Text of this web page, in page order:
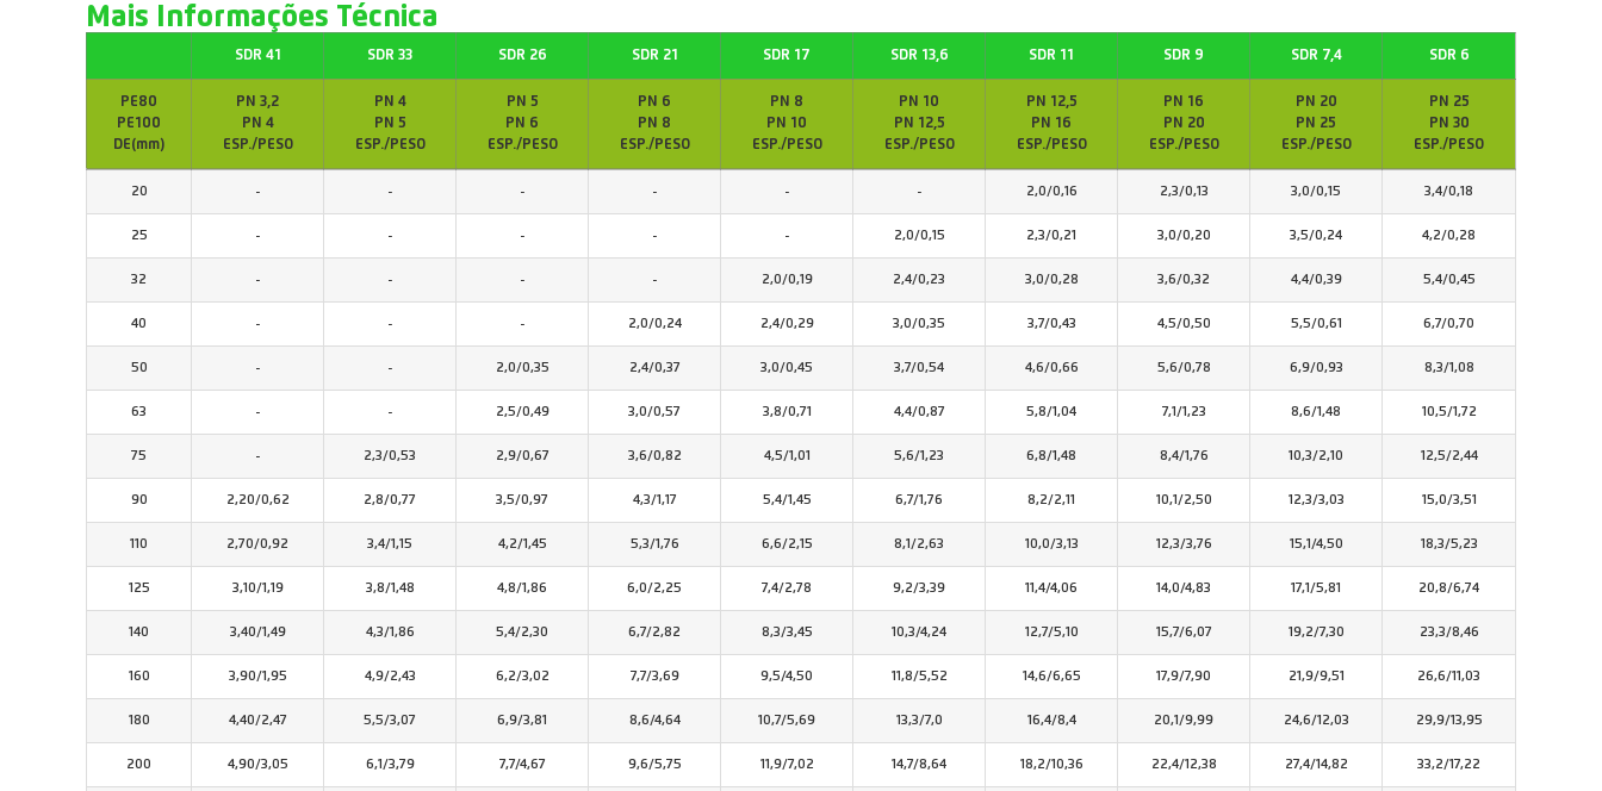
Mais Informações Técnica
SDR 41 SDR 33 SDR 26 SDR 21 SDR 17 SDR 13,6 SDR 11 SDR 9 SDR 7,4 SDR 6
PE80
PE100
DE(mm)
PN 3,2
PN 4
ESP./PESO
PN 4
PN 5
ESP./PESO
PN 5
PN 6
ESP./PESO
PN 6
PN 8
ESP./PESO
PN 8
PN 10
ESP./PESO
PN 10
PN 12,5
ESP./PESO
PN 12,5
PN 16
ESP./PESO
PN 16
PN 20
ESP./PESO
PN 20
PN 25
ESP./PESO
PN 25
PN 30
ESP./PESO
20 - - - - - - 2,0/0,16 2,3/0,13 3,0/0,15 3,4/0,18
25 - - - - - 2,0/0,15 2,3/0,21 3,0/0,20 3,5/0,24 4,2/0,28
32 - - - - 2,0/0,19 2,4/0,23 3,0/0,28 3,6/0,32 4,4/0,39 5,4/0,45
40 - - - 2,0/0,24 2,4/0,29 3,0/0,35 3,7/0,43 4,5/0,50 5,5/0,61 6,7/0,70
50 - - 2,0/0,35 2,4/0,37 3,0/0,45 3,7/0,54 4,6/0,66 5,6/0,78 6,9/0,93 8,3/1,08
63 - - 2,5/0,49 3,0/0,57 3,8/0,71 4,4/0,87 5,8/1,04 7,1/1,23 8,6/1,48 10,5/1,72
75 - 2,3/0,53 2,9/0,67 3,6/0,82 4,5/1,01 5,6/1,23 6,8/1,48 8,4/1,76 10,3/2,10 12,5/2,44
90 2,20/0,62 2,8/0,77 3,5/0,97 4,3/1,17 5,4/1,45 6,7/1,76 8,2/2,11 10,1/2,50 12,3/3,03 15,0/3,51
110 2,70/0,92 3,4/1,15 4,2/1,45 5,3/1,76 6,6/2,15 8,1/2,63 10,0/3,13 12,3/3,76 15,1/4,50 18,3/5,23
125 3,10/1,19 3,8/1,48 4,8/1,86 6,0/2,25 7,4/2,78 9,2/3,39 11,4/4,06 14,0/4,83 17,1/5,81 20,8/6,74
140 3,40/1,49 4,3/1,86 5,4/2,30 6,7/2,82 8,3/3,45 10,3/4,24 12,7/5,10 15,7/6,07 19,2/7,30 23,3/8,46
160 3,90/1,95 4,9/2,43 6,2/3,02 7,7/3,69 9,5/4,50 11,8/5,52 14,6/6,65 17,9/7,90 21,9/9,51 26,6/11,03
180 4,40/2,47 5,5/3,07 6,9/3,81 8,6/4,64 10,7/5,69 13,3/7,0 16,4/8,4 20,1/9,99 24,6/12,03 29,9/13,95
200 4,90/3,05 6,1/3,79 7,7/4,67 9,6/5,75 11,9/7,02 14,7/8,64 18,2/10,36 22,4/12,38 27,4/14,82 33,2/17,22